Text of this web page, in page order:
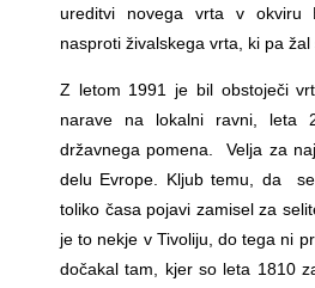
ureditvi novega vrta v okviru
nasproti živalskega vrta, ki pa žal
Z letom 1991 je bil obstoječi
narave na lokalni ravni, leta
državnega pomena. Velja za
delu Evrope. Kljub temu, da
toliko časa pojavi zamisel za
je to nekje v Tivoliju, do tega ni
dočakal tam, kjer so leta 1810